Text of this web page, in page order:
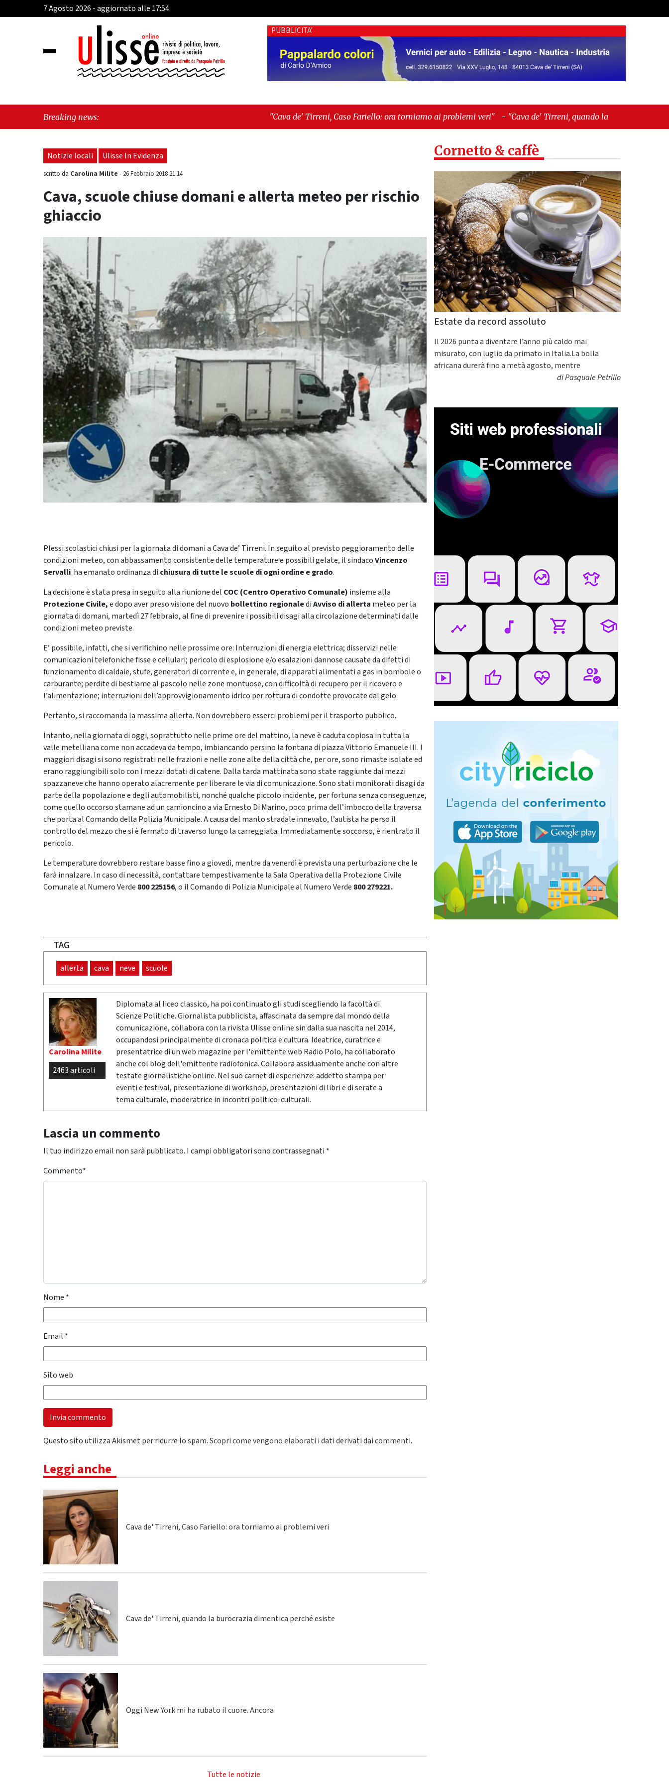
7 Agosto 2026 - aggiornato alle 17:54
PUBBLICITA'
Breaking news: "Cava de' Tirreni, Caso Fariello: ora torniamo ai problemi veri" -"Cava de' Tirreni, quando la burocrazia dimentica
perché esiste"
Notizie locali Ulisse In Evidenza
scritto da Carolina Milite - 26 Febbraio 2018 21:14
Cava, scuole chiuse domani e allerta meteo per rischio
ghiaccio
Plessi scolastici chiusi per la giornata di domani a Cava de’ Tirreni. In seguito al previsto peggioramento delle
condizioni meteo, con abbassamento consistente delle temperature e possibili gelate, il sindacoVincenzo
Servalli ha emanato ordinanza di chiusura di tutte le scuole di ogni ordine e grado.
La decisione è stata presa in seguito alla riunione del COC (Centro Operativo Comunale) insieme alla
Protezione Civile,e dopo aver preso visione del nuovo bollettino regionalediAvviso di allerta meteo per la
giornata di domani, martedì 27 febbraio, al fine di prevenire i possibili disagi alla circolazione determinati dalle
condizioni meteo previste.
E’ possibile, infatti, che si verifichino nelle prossime ore: Interruzioni di energia elettrica; disservizi nelle
comunicazioni telefoniche fisse e cellulari; pericolo di esplosione e/o esalazioni dannose causate da difetti di
funzionamento di caldaie, stufe, generatori di corrente e, in generale, di apparati alimentati a gas in bombole o
carburante; perdite di bestiame al pascolo nelle zone montuose, con difficoltà di recupero per il ricovero e
l’alimentazione; interruzioni dell’approvvigionamento idrico per rottura di condotte provocate dal gelo.
Pertanto, si raccomanda la massima allerta. Non dovrebbero esserci problemi per il trasporto pubblico.
Intanto, nella giornata di oggi, soprattutto nelle prime ore del mattino, la neve è caduta copiosa in tutta la
valle metelliana come non accadeva da tempo, imbiancando persino la fontana di piazza Vittorio Emanuele III. I
maggiori disagi si sono registrati nelle frazioni e nelle zone alte della città che, per ore, sono rimaste isolate ed
erano raggiungibili solo con i mezzi dotati di catene. Dalla tarda mattinata sono state raggiunte dai mezzi
spazzaneve che hanno operato alacremente per liberare le via di comunicazione. Sono stati monitorati disagi da
parte della popolazione e degli automobilisti, nonché qualche piccolo incidente, per fortuna senza conseguenze,
come quello occorso stamane ad un camioncino a via Ernesto Di Marino, poco prima dell’imbocco della traversa
che porta al Comando della Polizia Municipale. A causa del manto stradale innevato, l’autista ha perso il
controllo del mezzo che si è fermato di traverso lungo la carreggiata. Immediatamente soccorso, è rientrato il
pericolo.
Le temperature dovrebbero restare basse fino a giovedì, mentre da venerdì è prevista una perturbazione che le
farà innalzare. In caso di necessità, contattare tempestivamente la Sala Operativa della Protezione Civile
Comunale al Numero Verde 800 225156, o il Comando di Polizia Municipale al Numero Verde 800 279221.
TAG
allerta cava neve scuole
Carolina Milite
2463 articoli
Diplomata al liceo classico, ha poi continuato gli studi scegliendo la facoltà di
Scienze Politiche. Giornalista pubblicista, affascinata da sempre dal mondo della
comunicazione, collabora con la rivista Ulisse online sin dalla sua nascita nel 2014,
occupandosi principalmente di cronaca politica e cultura. Ideatrice, curatrice e
presentatrice di un web magazine per l'emittente web Radio Polo, ha collaborato
anche col blog dell'emittente radiofonica. Collabora assiduamente anche con altre
testate giornalistiche online. Nel suo carnet di esperienze: addetto stampa per
eventi e festival, presentazione di workshop, presentazioni di libri e di serate a
tema culturale, moderatrice in incontri politico-culturali.
Lascia un commento
Il tuo indirizzo email non sarà pubblicato. I campi obbligatori sono contrassegnati *
Commento*
Nome *
Email *
Sito web
Questo sito utilizza Akismet per ridurre lo spam.Scopri come vengono elaborati i dati derivati dai commenti.
Leggi anche
Cava de' Tirreni, Caso Fariello: ora torniamo ai problemi veri
Cava de' Tirreni, quando la burocrazia dimentica perché esiste
Oggi New York mi ha rubato il cuore. Ancora
Tutte le notizie
Cornetto & caffè
Estate da record assoluto
Il 2026 punta a diventare l’anno più caldo mai
misurato, con luglio da primato in Italia.La bolla
africana durerà fino a metà agosto, mentre
diPasquale Petrillo